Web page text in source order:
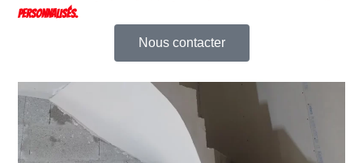
personnalisés.
Nous contacter